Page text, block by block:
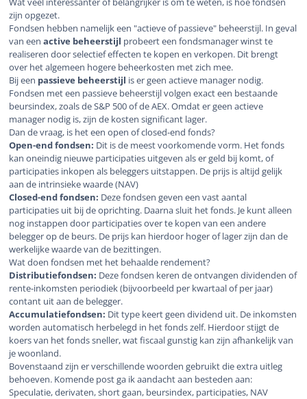
zijn opgezet.
Fondsen hebben namelijk een "actieve of passieve" beheerstijl. In geval
van een active beheerstijl probeert een fondsmanager winst te
realiseren door selectief effecten te kopen en verkopen. Dit brengt
over het algemeen hogere beheerkosten met zich mee.
Bij een passieve beheerstijl is er geen actieve manager nodig.
Fondsen met een passieve beheerstijl volgen exact een bestaande
beursindex, zoals de S&P 500 of de AEX. Omdat er geen actieve
manager nodig is, zijn de kosten significant lager.
Dan de vraag, is het een open of closed-end fonds?
Open-end fondsen: Dit is de meest voorkomende vorm. Het fonds
kan oneindig nieuwe participaties uitgeven als er geld bij komt, of
participaties inkopen als beleggers uitstappen. De prijs is altijd gelijk
aan de intrinsieke waarde (NAV)
Closed-end fondsen: Deze fondsen geven een vast aantal
participaties uit bij de oprichting. Daarna sluit het fonds. Je kunt alleen
nog instappen door participaties over te kopen van een andere
belegger op de beurs. De prijs kan hierdoor hoger of lager zijn dan de
werkelijke waarde van de bezittingen.
Wat doen fondsen met het behaalde rendement?
Distributiefondsen: Deze fondsen keren de ontvangen dividenden of
rente-inkomsten periodiek (bijvoorbeeld per kwartaal of per jaar)
contant uit aan de belegger.
Accumulatiefondsen: Dit type keert geen dividend uit. De inkomsten
worden automatisch herbelegd in het fonds zelf. Hierdoor stijgt de
koers van het fonds sneller, wat fiscaal gunstig kan zijn afhankelijk van
je woonland.
Bovenstaand zijn er verschillende woorden gebruikt die extra uitleg
behoeven. Komende post ga ik aandacht aan besteden aan:
Speculatie, derivaten, short gaan, beursindex, participaties, NAV